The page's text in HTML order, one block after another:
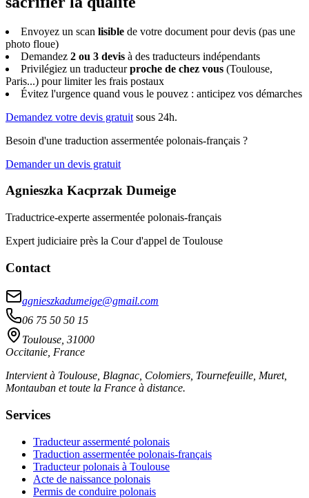
Envoyez un scan lisible de votre document pour devis (pas une
photo floue)
Demandez 2 ou 3 devis à des traducteurs indépendants
Privilégiez un traducteurproche de chez vous (Toulouse,
Paris...) pour limiter les frais postaux
Évitez l'urgence quand vous le pouvez : anticipez vos démarches
Demandez votre devis gratuit sous 24h.
Besoin d'une traduction assermentée polonais-français ?
Demander un devis gratuit
Agnieszka Kacprzak Dumeige
Traductrice-experte assermentée polonais-français
Expert judiciaire près la Cour d'appel de Toulouse
Contact
agnieszkadumeige@gmail.com
06 75 50 50 15
Toulouse, 31000
Occitanie, France
Intervient à Toulouse, Blagnac, Colomiers, Tournefeuille, Muret,
Montauban et toute la France à distance.
Services
Traducteur assermenté polonais
Traduction assermentée polonais-français
Traducteur polonais à Toulouse
Acte de naissance polonais
Permis de conduire polonais